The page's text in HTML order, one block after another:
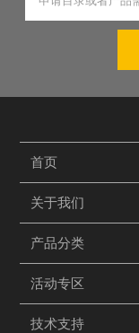
首页
关于我们
产品分类
活动专区
技术支持